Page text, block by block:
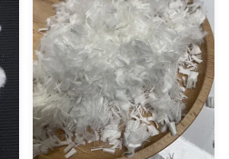
ίνες βαμβακιού
μαργαριταριών με
επεξεργασία σιλικόνης
για μαζική παραγωγή